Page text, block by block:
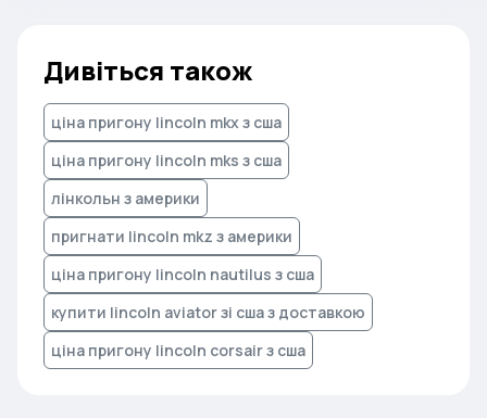
Дивіться також
ціна пригону lincoln mkx з сша
ціна пригону lincoln mks з сша
лінкольн з америки
пригнати lincoln mkz з америки
ціна пригону lincoln nautilus з сша
купити lincoln aviator зі сша з доставкою
ціна пригону lincoln corsair з сша